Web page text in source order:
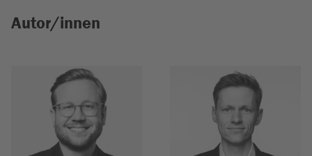
Autor/innen